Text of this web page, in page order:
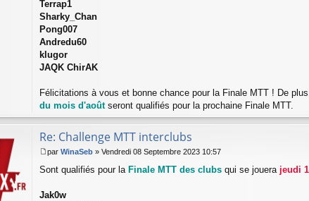
Terrap1
Sharky_Chan
Pong007
Andredu60
klugor
JAQK ChirAK
Félicitations à vous et bonne chance pour la Finale MTT ! De plus,
du mois d'aoûtseront qualifiés pour la prochaine Finale MTT.
Re: Challenge MTT interclubs
e
s
par WinaSeb » Vendredi 08 Septembre 2023 10:57
Sont qualifiés pour la Finale MTT des clubs qui se jouera jeudi
Jak0w